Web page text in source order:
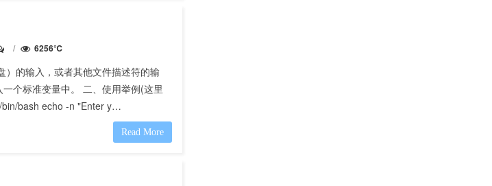
6256℃
的输入，或者其他文件描述符的输
个标准变量中。 二、使用举例(这里
bin/bash echo -n "Enter y…
Read More